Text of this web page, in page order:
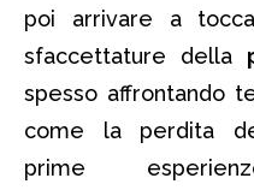
poi arrivare a
sfaccettature della
spesso affrontando
come la perdita
prime